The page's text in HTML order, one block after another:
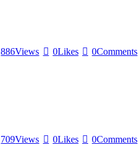
886Views 0Likes 0Comments
709Views 0Likes 0Comments